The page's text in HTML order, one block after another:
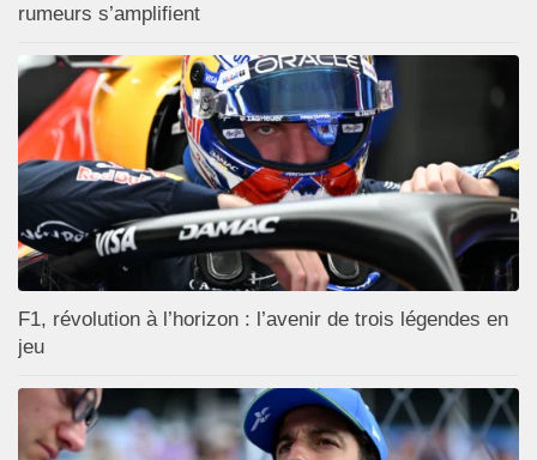
rumeurs s’amplifient
F1, révolution à l’horizon : l’avenir de trois légendes en
jeu